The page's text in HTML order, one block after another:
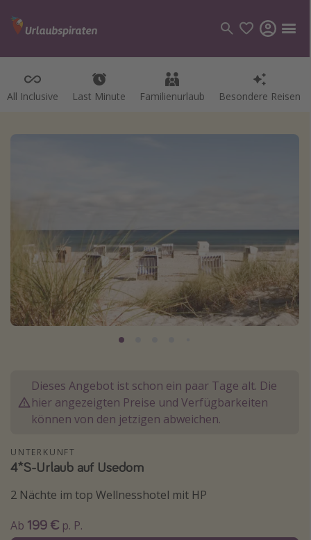
All Inclusive Last Minute Familienurlaub Besondere Reisen
Kategorien
Alle Reiseziele
Bodensee Urlaub
Gozo Urlaub
Normandie Urlaub
Kefalonia Urlaub
Krabi Urlaub
Sri Lanka Rundreise
Reisethemen
Dieses Angebot ist schon ein paar Tage alt. Die
hier angezeigten Preise und Verfügbarkeiten
können von den jetzigen abweichen.
UNTERKUNFT
4*S-Urlaub auf Usedom
2 Nächte im top Wellnesshotel mit HP
Ab 199 € p. P.